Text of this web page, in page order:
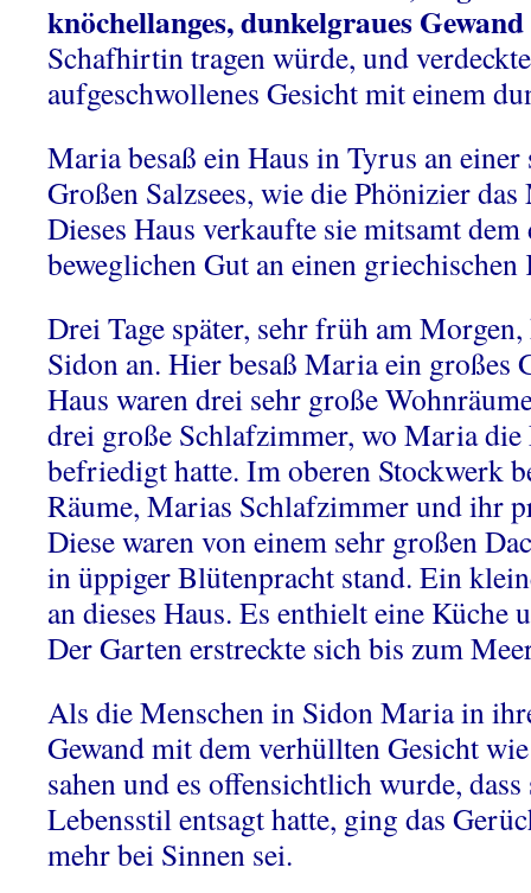
knöchellanges, dunkelgraues
Schafhirtin tragen würde, und
aufgeschwollenes Gesicht mit einem
Maria besaß ein Haus in Tyrus an einer
Großen Salzsees, wie die Phönizier
Dieses Haus verkaufte sie mitsamt
beweglichen Gut an einen
Drei Tage später, sehr früh am
Sidon an. Hier besaß Maria ein großes
Haus waren drei sehr große
drei große Schlafzimmer, wo Maria
befriedigt hatte. Im oberen Stockwerk
Räume, Marias Schlafzimmer und ihr
Diese waren von einem sehr großen
in üppiger Blütenpracht stand. Ein
an dieses Haus. Es enthielt eine Küche
Der Garten erstreckte sich bis zum
Als die Menschen in Sidon Maria in
Gewand mit dem verhüllten Gesicht
sahen und es offensichtlich wurde,
Lebensstil entsagt hatte, ging das
mehr bei Sinnen sei.